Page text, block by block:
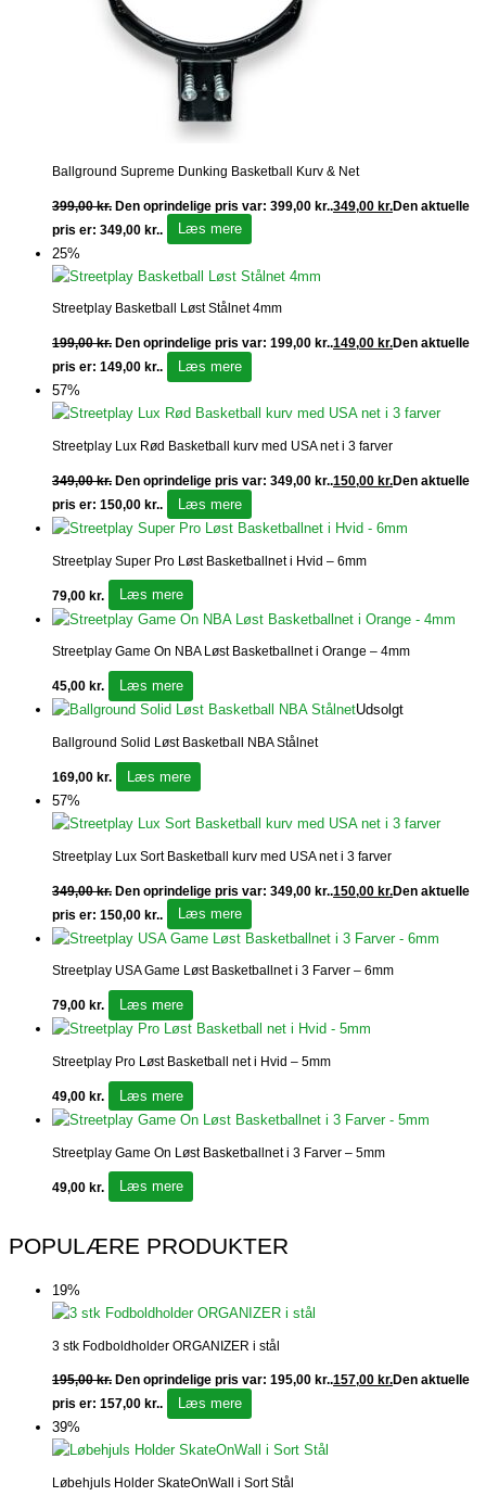
Ballground Supreme Dunking Basketball Kurv & Net
399,00kr. Den oprindelige pris var: 399,00 kr..349,00 kr.Den aktuelle
pris er: 349,00 kr..
Læs mere
25%
Streetplay Basketball Løst Stålnet 4mm
199,00kr. Den oprindelige pris var: 199,00 kr..149,00 kr.Den aktuelle
pris er: 149,00 kr..
Læs mere
57%
Streetplay Lux Rød Basketball kurv med USA net i 3 farver
349,00kr. Den oprindelige pris var: 349,00 kr..150,00 kr.Den aktuelle
pris er: 150,00 kr..
Læs mere
Streetplay Super Pro Løst Basketballnet i Hvid – 6mm
79,00 kr. Læs mere
Streetplay Game On NBA Løst Basketballnet i Orange – 4mm
45,00 kr.
Læs mere
Udsolgt
Ballground Solid Løst Basketball NBA Stålnet
169,00 kr.
Læs mere
57%
Streetplay Lux Sort Basketball kurv med USA net i 3 farver
349,00kr. Den oprindelige pris var: 349,00 kr..150,00 kr.Den aktuelle
pris er: 150,00 kr..
Læs mere
Streetplay USA Game Løst Basketballnet i 3 Farver – 6mm
79,00 kr. Læs mere
Streetplay Pro Løst Basketball net i Hvid – 5mm
49,00 kr. Læs mere
Streetplay Game On Løst Basketballnet i 3 Farver – 5mm
49,00 kr. Læs mere
POPULÆRE PRODUKTER
19%
3 stk Fodboldholder ORGANIZER i stål
195,00kr. Den oprindelige pris var: 195,00 kr..157,00 kr.Den aktuelle
pris er: 157,00 kr..
Læs mere
39%
Løbehjuls Holder SkateOnWall i Sort Stål